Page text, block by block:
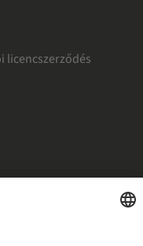
licencszerződés